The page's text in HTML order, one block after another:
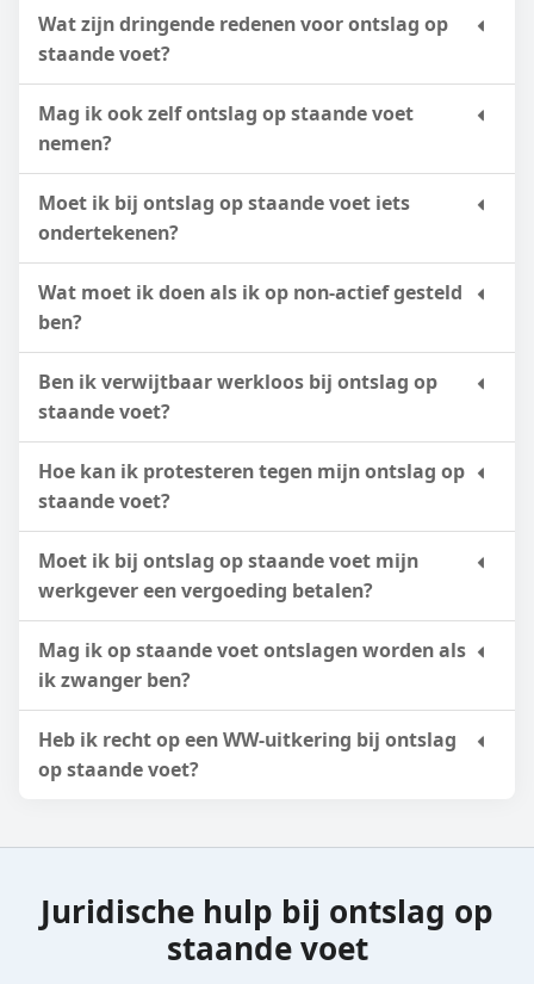
Wat zijn dringende redenen voor ontslag op
staande voet?
Mag ik ook zelf ontslag op staande voet
nemen?
Moet ik bij ontslag op staande voet iets
ondertekenen?
Wat moet ik doen als ik op non-actief gesteld
ben?
Ben ik verwijtbaar werkloos bij ontslag op
staande voet?
Hoe kan ik protesteren tegen mijn ontslag op
staande voet?
Moet ik bij ontslag op staande voet mijn
werkgever een vergoeding betalen?
Mag ik op staande voet ontslagen worden als
ik zwanger ben?
Heb ik recht op een WW-uitkering bij ontslag
op staande voet?
Juridische hulp bij ontslag op
staande voet